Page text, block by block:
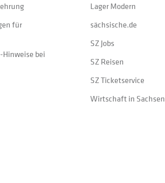
für
bei
Lager Modern
sächsische.de
SZ Jobs
SZ Reisen
SZ Ticketservice
Wirtschaft in Sachsen